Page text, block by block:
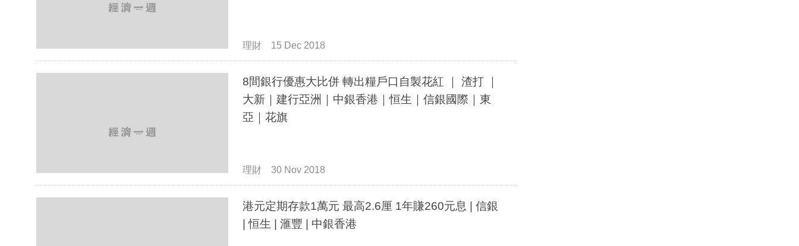
理財 15 Dec 2018
8間銀行優惠大比併 轉出糧戶口自製花紅 ｜ 渣打 ｜
大新｜建行亞洲｜中銀香港｜恒生｜信銀國際｜東
亞｜花旗
理財 30 Nov 2018
港元定期存款1萬元 最高2.6厘 1年賺260元息 | 信銀
| 恒生 | 滙豐 | 中銀香港